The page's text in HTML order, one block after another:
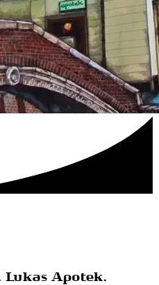
Lukas Apotek.